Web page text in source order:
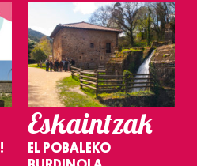
Eskaintzak
EL POBALEKO